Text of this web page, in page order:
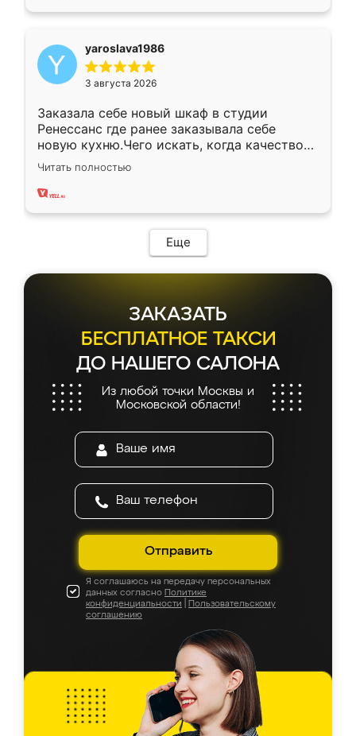
yaroslava1986
3 августа 2026
Заказала себе новый шкаф в студии
Ренессанс где ранее заказывала себе
новую кухню.Чего искать, когда качеством
вполне довольна. Служит кухня уже почти
два года, нареканий нет.
Читать полностью
Еще
ЗАКАЗАТЬ
БЕСПЛАТНОЕ ТАКСИ
ДО НАШЕГО САЛОНА
Из любой точки Москвы и
Московской области!
Отправить
Я соглашаюсь на передачу персональных
данных согласно Политике
конфиденциальности
Пользовательскому
соглашению